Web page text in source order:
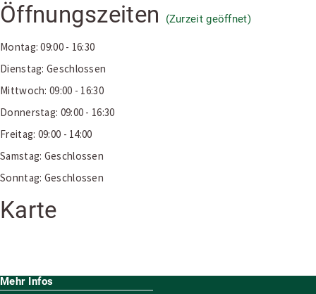
Öffnungszeiten (Zurzeit geöffnet)
Montag: 09:00 - 16:30
Dienstag: Geschlossen
Mittwoch: 09:00 - 16:30
Donnerstag: 09:00 - 16:30
Freitag: 09:00 - 14:00
Samstag: Geschlossen
Sonntag: Geschlossen
Karte
Mehr Infos